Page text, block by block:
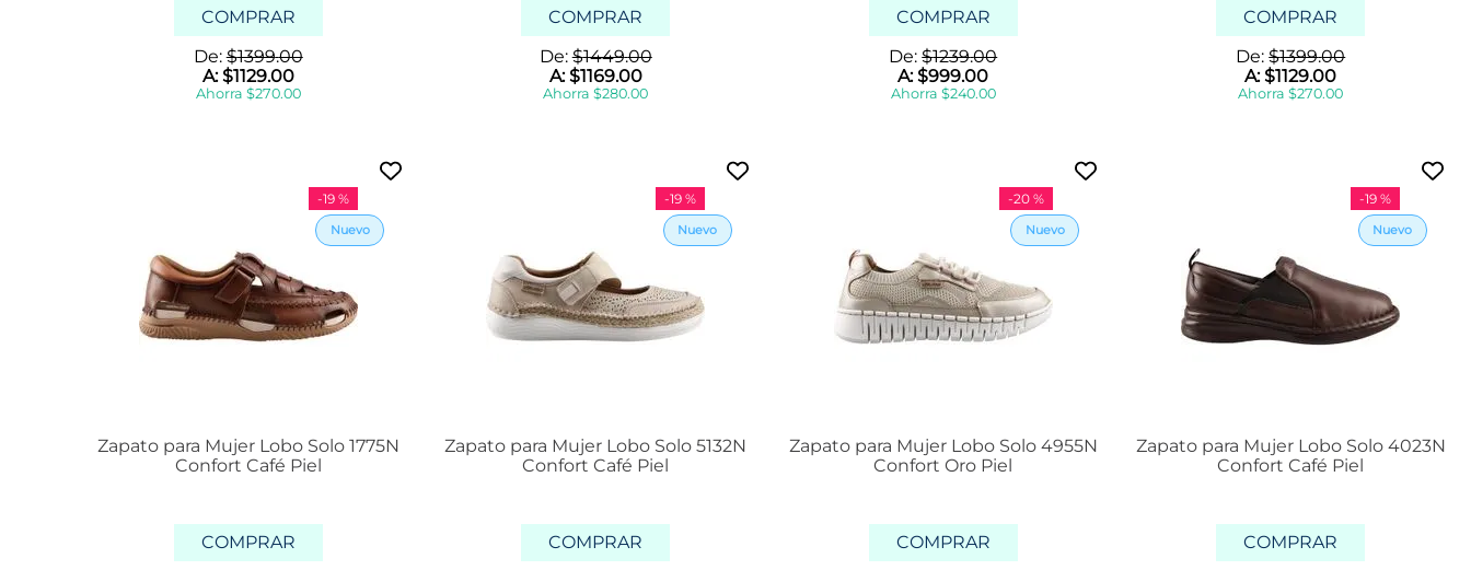
5
Mostrar
7 más
COMPRAR
De:$1399.00
A:$1129.00
Ahorra $270.00
COMPRAR
De:$1449.00
A:$1169.00
Ahorra$280.00
COMPRAR
De:$1239.00
A:$999.00
Ahorra $240.00
COMPRAR
De:$1399.00
A:$1129.00
Ahorra$270.00
-19 %
Zapato para Mujer Lobo Solo 1775N
Confort Café Piel
COMPRAR
-19 %
Zapato para Mujer Lobo Solo 5132N
Confort Café Piel
COMPRAR
-20 %
Zapato para Mujer Lobo Solo 4955N
Confort Oro Piel
COMPRAR
-19 %
Zapato para Mujer Lobo Solo 4023N
Confort Café Piel
COMPRAR